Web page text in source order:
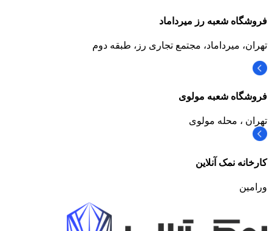
فروشگاه شعبه رز میرداماد
تهران، میرداماد، مجتمع تجاری رز،‌ طبقه دوم
فروشگاه شعبه مولوی
تهران ، محله مولوی
کارخانه نمک آنلاین
ورامین